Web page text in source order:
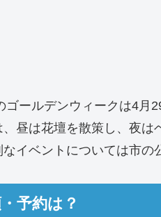
ゴールデンウィークは4月
昼は花壇を散策し、夜は
イベントについては市の
予約は？